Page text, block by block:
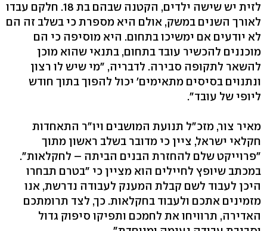
לזית יש שישה ילדים, הקטנה שבהם בת 18. חלקם עבדו
לאורך השנים במשק, אולם היא מספרת כי בשלב זה הם
לא יודעים אם ימשיכו בתחום. היא מוסיפה כי הם
מוכננים להכשיר עובד בתחום, בתנאי שהוא מוכן
להשאר לתקופה סבירה. לדבריה, "מי שיש לו רצון
ונתנוים בסיסים מתאימים' יכול להפוך בתוך חודש
ליופי של עובד".
מאיר צור, מזכ"ל תנועת המושבים ויו"ר התאחדות
חקלאי ישראל, ציין כי מדובר בשלב ראשון מתוך
"פרוייקט שלם להחזרת הבנים הביתה – לחקלאות".
במכתב שיופץ לחיילים הוא מציין כי "בטרם תבחרו
היכן לעבוד לשם קבלת המענק לעבודה נדרשת, אנו
מזמינים אתכם ולעבוד בחקלאות. כך, לצד תרומתכם
האדירה, תרוויחו את לחמכם ותפיקו סיפוק גדול